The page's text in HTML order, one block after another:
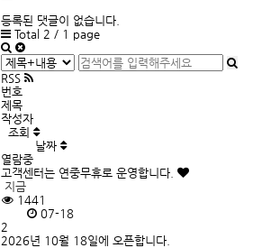
등록된 댓글이 없습니다.
Total 2 / 1 page
RSS
번호
제목
작성자
조회
날짜
열람중
고객센터는 연중무휴로 운영합니다.
지금
1441
07-18
2
2026년 10월 18일에 오픈합니다.